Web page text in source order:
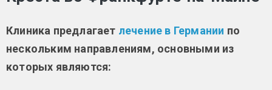
Клиника предлагает лечение в Германии по
нескольким направлениям, основными из
которых являются: